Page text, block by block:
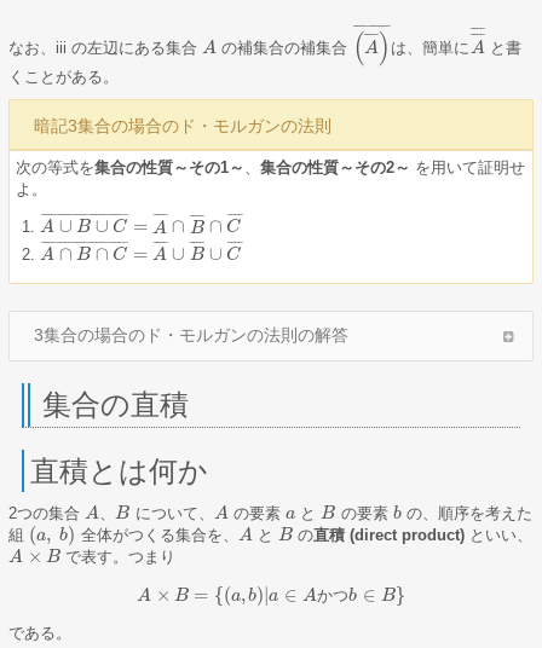
なお、iii の左辺にある集合 A
A の補集合の補集合 (A
¯¯
¯¯)
¯ ¯
¯¯¯¯¯¯¯¯
(A¯) ¯ は、簡単に A
¯¯
¯¯
¯ ¯
¯¯
A¯ ¯
と書
くことがある。
暗記3集合の場合のド・モルガンの法則
次の等式を集合の性質～その1～ 集合の性質～その2～ を用いて証明せ
よ。
A ∪ B ∪ C
¯ ¯
¯¯¯¯¯¯¯¯¯¯¯¯¯¯¯¯¯¯¯¯ = A
¯¯
¯¯ ∩ B
¯¯
¯¯ ∩ C
¯¯
¯¯
A∪B ∪C¯=A¯ ∩B¯∩C ¯
A ∩ B ∩ C
¯ ¯
¯¯¯¯¯¯¯¯¯¯¯¯¯¯¯¯¯¯¯¯ = A
¯¯
¯¯ ∪ B
¯¯
¯¯ ∪ C
¯¯
¯¯
A∩B ∩C ¯= A¯ ∪B¯∪C ¯
3集合の場合のド・モルガンの法則の解答
集合の直積
直積とは何か
2つの集合 A
A 、B
B について、 A
A の要素 a
a とB
B の要素 b
bの、順序を考えた
組 (a, b)
(a, b) 全体がつくる集合を、 A
A と B
B の直積 (direct product) といい、
A × B
A× B で表す。つまり
A × B = {(a,b) |a ∈ Aかつb ∈ B}
A ×B = {(a,b)|a∈ Aかつb∈B
である。